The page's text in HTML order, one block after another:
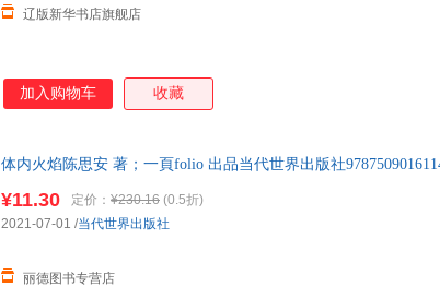
辽版新华书店旗舰店
加入购物车 收藏
体内火焰陈思安 著；一頁folio 出品当代世界出版社
¥11.30 定价： ¥230.16 (0.5折)
丽德图书专营店
2021-07-01 /当代世界出版社